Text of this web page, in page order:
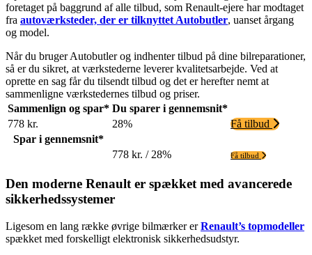
foretaget på baggrund af alle tilbud, som Renault-ejere har modtaget
fra autoværksteder, der er tilknyttet Autobutler, uanset årgang
og model.
Når du bruger Autobutler og indhenter tilbud på dine bilreparationer,
så er du sikret, at værkstederne leverer kvalitetsarbejde. Ved at
oprette en sag får du tilsendt tilbud og det er herefter nemt at
sammenligne værkstedernes tilbud og priser.
Sammenlign og spar* Du sparer i gennemsnit*
778 kr.
28%
Få tilbud
Spar i gennemsnit*
778 kr. / 28%
Få tilbud
Den moderne Renault er spækket med avancerede
sikkerhedssystemer
Ligesom en lang række øvrige bilmærker erRenault’s topmodeller
spækket med forskelligt elektronisk sikkerhedsudstyr.